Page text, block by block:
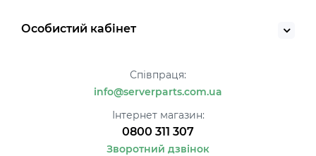
Особистий кабінет
Співпраця:
info@serverparts.com.ua
Інтернет магазин:
0800 311 307
Зворотний дзвінок